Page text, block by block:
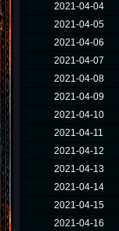
2021-04-04
2021-04-05
2021-04-06
2021-04-07
2021-04-08
2021-04-09
2021-04-10
2021-04-11
2021-04-12
2021-04-13
2021-04-14
2021-04-15
2021-04-16